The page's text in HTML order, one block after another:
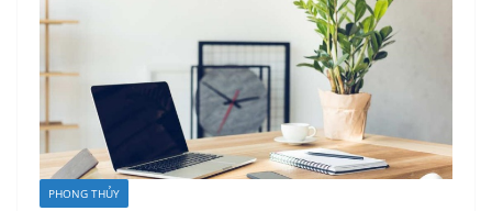
PHONG THỦY